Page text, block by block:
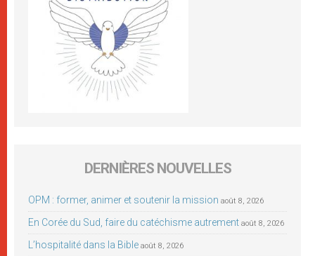
DERNIÈRES NOUVELLES
OPM : former, animer et soutenir la mission août 8, 2026
En Corée du Sud, faire du catéchisme autrement août 8, 2026
L’hospitalité dans la Bible août 8, 2026